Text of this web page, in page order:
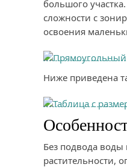
большого
сложности с
освоения
Ниже приведена
Без подвода
растительности,